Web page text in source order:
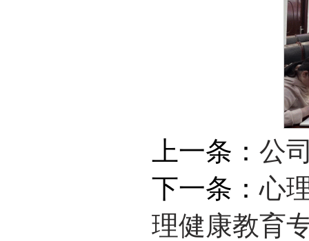
上一条： 公
下一条：心
理健康教育